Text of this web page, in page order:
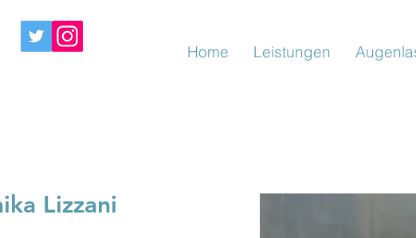
Home Leistungen
Lizzani